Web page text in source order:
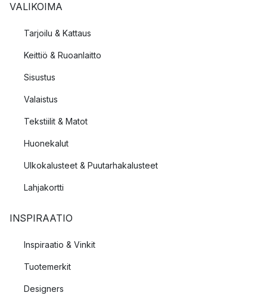
VALIKOIMA
Tarjoilu & Kattaus
Keittiö & Ruoanlaitto
Sisustus
Valaistus
Tekstiilit & Matot
Huonekalut
Ulkokalusteet & Puutarhakalusteet
Lahjakortti
INSPIRAATIO
Inspiraatio & Vinkit
Tuotemerkit
Designers